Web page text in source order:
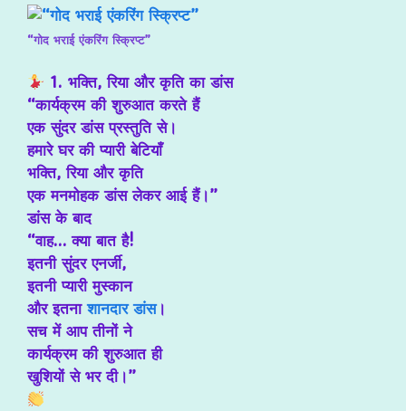
“गोद भराई एंकरिंग स्क्रिप्ट”
1. भक्ति, रिया और कृति का डांस
“कार्यक्रम की शुरुआत करते हैं
एक सुंदर डांस प्रस्तुति से।
हमारे घर की प्यारी बेटियाँ
भक्ति, रिया और कृति
एक मनमोहक डांस लेकर आई हैं।”
डांस के बाद
“वाह… क्या बात है!
इतनी सुंदर एनर्जी,
इतनी प्यारी मुस्कान
और इतनाशानदार डांस।
सच में आप तीनों ने
कार्यक्रम की शुरुआत ही
खुशियों से भर दी।”